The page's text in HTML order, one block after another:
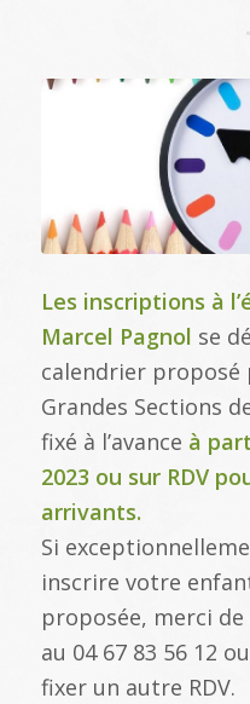
Les inscriptions à
Marcel Pagnol se
calendrier proposé
Grandes Sections
fixé à l’avance à
2023 ou sur RDV
arrivants.
Si
inscrire votre
proposée, merci
au 04 67 83 56 12
fixer un autre RDV.